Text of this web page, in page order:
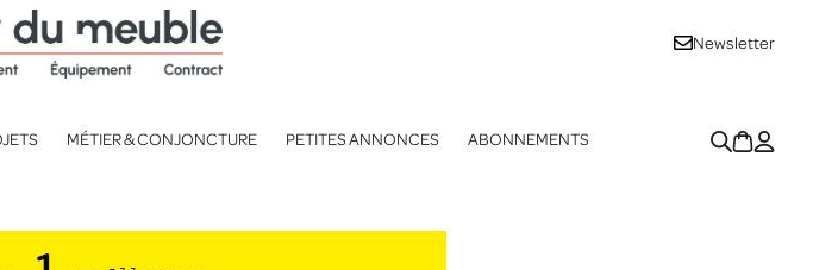
Newsletter
MÉTIER & CONJONCTURE PETITES ANNONCES ABONNEMENTS